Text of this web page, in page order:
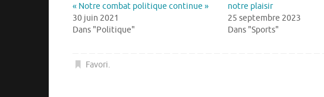
« Notre combat politique continue »
30 juin 2021
Dans "Politique"
notre plaisir
25 septembre 2023
Dans "Sports"
Favori.